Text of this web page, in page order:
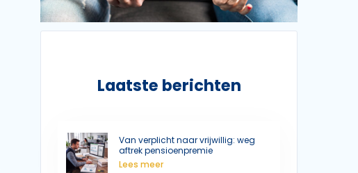
Laatste berichten
Van verplicht naar vrijwillig: weg
aftrek pensioenpremie
Lees meer